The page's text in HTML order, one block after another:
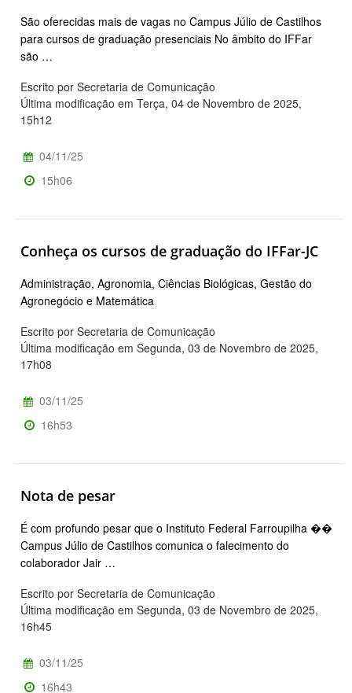
São oferecidas mais de vagas no Campus Júlio de Castilhos
para cursos de graduação presenciais No âmbito do IFFar
são …
Escrito por Secretaria de Comunicação
Última modificação em Terça, 04 de Novembro de 2025,
15h12
04/11/25
15h06
Conheça os cursos de graduação do IFFar-JC
Administração, Agronomia, Ciências Biológicas, Gestão do
Agronegócio e Matemática
Escrito por Secretaria de Comunicação
Última modificação em Segunda, 03 de Novembro de 2025,
17h08
03/11/25
16h53
Nota de pesar
É com profundo pesar que o Instituto Federal Farroupilha ��
Campus Júlio de Castilhos comunica o falecimento do
colaborador Jair …
Escrito por Secretaria de Comunicação
Última modificação em Segunda, 03 de Novembro de 2025,
16h45
03/11/25
16h43